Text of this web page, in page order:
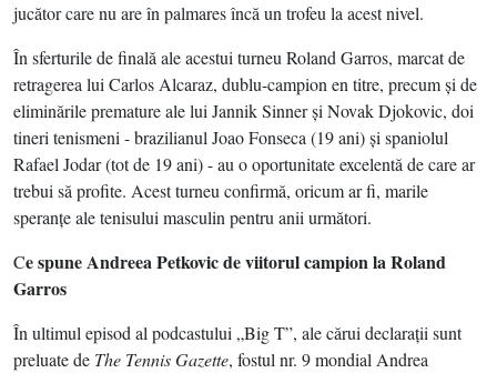
jucător care nu are în palmares încă un trofeu la acest nivel.
În sferturile de finală ale acestui turneu Roland Garros, marcat de
retragerea lui Carlos Alcaraz, dublu-campion en titre, precum şi de
eliminările premature ale lui Jannik Sinner şi Novak Djokovic, doi
tineri tenismeni - brazilianul Joao Fonseca (19 ani) şi spaniolul
Rafael Jodar (tot de 19 ani) - au o oportunitate excelentă de care ar
trebui să profite. Acest turneu confirmă, oricum ar fi, marile
speranţe ale tenisului masculin pentru anii următori.
Ce spune Andreea Petkovic de viitorul campion la Roland
Garros
În ultimul episod al podcastului „Big T”, ale cărui declaraţii sunt
preluate de The Tennis Gazette, fostul nr. 9 mondial Andrea